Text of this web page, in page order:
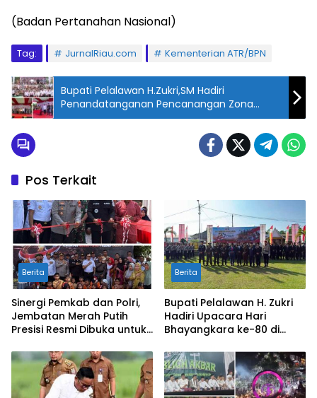
(Badan Pertanahan Nasional)
Tag: JurnalRiau.com Kementerian ATR/BPN
Bupati Pelalawan H.Zukri,SM Hadiri
Penandatanganan Pencanangan Zona
Integritas BPN
Pos Terkait
Berita
Sinergi Pemkab dan Polri,
Jembatan Merah Putih
Presisi Resmi Dibuka untuk
Rangsang
Berita
Bupati Pelalawan H. Zukri
Hadiri Upacara Hari
Bhayangkara ke-80 di